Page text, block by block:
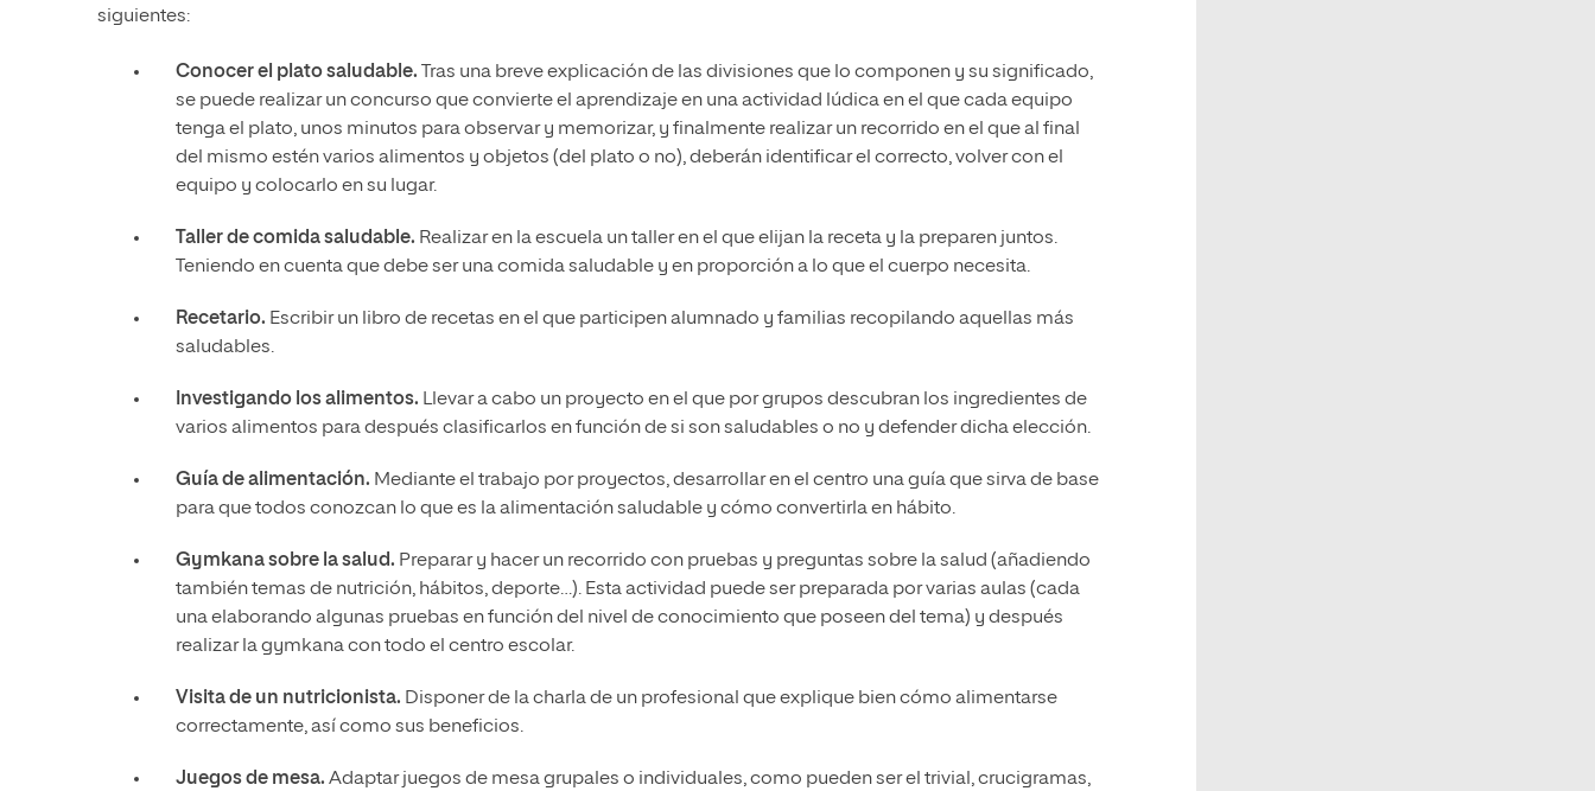
siguientes:
Conocer el plato saludable. Tras una breve explicación de las divisiones que lo componen y su significado,
se puede realizar un concurso que convierte el aprendizaje en una actividad lúdica en el que cada equipo
tenga el plato, unos minutos para observar y memorizar, y finalmente realizar un recorrido en el que al final
del mismo estén varios alimentos y objetos (del plato o no), deberán identificar el correcto, volver con el
equipo y colocarlo en su lugar.
Taller de comida saludable. Realizar en la escuela un taller en el que elijan la receta y la preparen juntos.
Teniendo en cuenta que debe ser una comida saludable y en proporción a lo que el cuerpo necesita.
Recetario. Escribir un libro de recetas en el que participen alumnado y familias recopilando aquellas más
saludables.
Investigando los alimentos. Llevar a cabo un proyecto en el que por grupos descubran los ingredientes de
varios alimentos para después clasificarlos en función de si son saludables o no y defender dicha elección.
Guía de alimentación. Mediante el trabajo por proyectos, desarrollar en el centro una guía que sirva de base
para que todos conozcan lo que es la alimentación saludable y cómo convertirla en hábito.
Gymkana sobre la salud. Preparar y hacer un recorrido con pruebas y preguntas sobre la salud (añadiendo
también temas de nutrición, hábitos, deporte…). Esta actividad puede ser preparada por varias aulas (cada
una elaborando algunas pruebas en función del nivel de conocimiento que poseen del tema) y después
realizar la gymkana con todo el centro escolar.
Visita de un nutricionista. Disponer de la charla de un profesional que explique bien cómo alimentarse
correctamente, así como sus beneficios.
Juegos de mesa. Adaptar juegos de mesa grupales o individuales, como pueden ser el trivial, crucigramas,